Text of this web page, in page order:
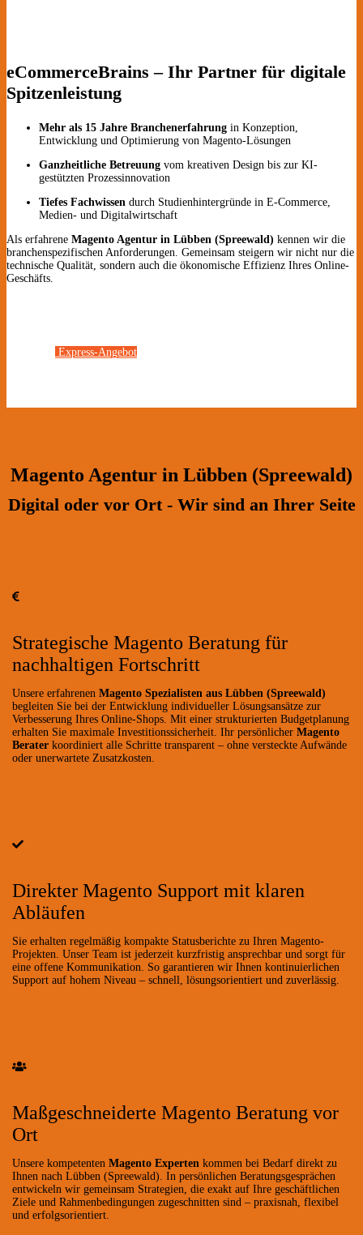
eCommerceBrains – Ihr Partner für digitale
Spitzenleistung
Mehr als 15 Jahre Branchenerfahrung in Konzeption,
Entwicklung und Optimierung von Magento-Lösungen
Ganzheitliche Betreuung vom kreativen Design bis zur KI-
gestützten Prozessinnovation
Tiefes Fachwissen durch Studienhintergründe in E-Commerce,
Medien- und Digitalwirtschaft
Als erfahrene Magento Agentur in Lübben (Spreewald) kennen wir die
branchenspezifischen Anforderungen. Gemeinsam steigern wir nicht nur die
technische Qualität, sondern auch die ökonomische Effizienz Ihres Online-
Geschäfts.
Express-Angebot
Magento Agentur in Lübben (Spreewald)
Digital oder vor Ort - Wir sind an Ihrer Seite
Strategische Magento Beratung für
nachhaltigen Fortschritt
Unsere erfahrenen Magento Spezialisten aus Lübben (Spreewald)
begleiten Sie bei der Entwicklung individueller Lösungsansätze zur
Verbesserung Ihres Online-Shops. Mit einer strukturierten Budgetplanung
erhalten Sie maximale Investitionssicherheit. Ihr persönlicher Magento
Berater koordiniert alle Schritte transparent – ohne versteckte Aufwände
oder unerwartete Zusatzkosten.
Direkter Magento Support mit klaren
Abläufen
Sie erhalten regelmäßig kompakte Statusberichte zu Ihren Magento-
Projekten. Unser Team ist jederzeit kurzfristig ansprechbar und sorgt für
eine offene Kommunikation. So garantieren wir Ihnen kontinuierlichen
Support auf hohem Niveau – schnell, lösungsorientiert und zuverlässig.
Maßgeschneiderte Magento Beratung vor
Ort
Unsere kompetenten Magento Experten kommen bei Bedarf direkt zu
Ihnen nach Lübben (Spreewald). In persönlichen Beratungsgesprächen
entwickeln wir gemeinsam Strategien, die exakt auf Ihre geschäftlichen
Ziele und Rahmenbedingungen zugeschnitten sind – praxisnah, flexibel
und erfolgsorientiert.